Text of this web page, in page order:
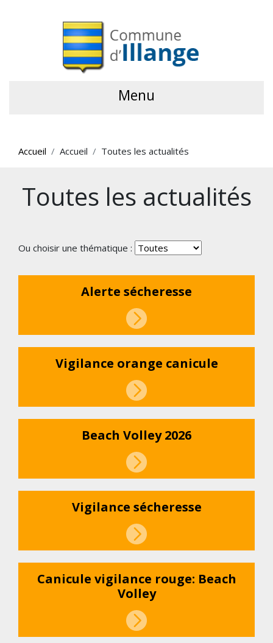
Menu
Accueil Accueil Toutes les actualités
Toutes les actualités
Ou choisir une thématique :
Alerte sécheresse
Vigilance orange canicule
Beach Volley 2026
Vigilance sécheresse
Canicule vigilance rouge: Beach
Volley